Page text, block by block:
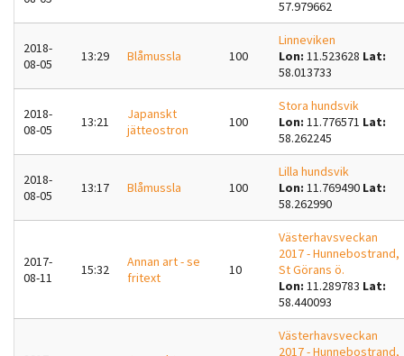
57.979662
2018-
08-05
13:29 Blåmussla 100
Linneviken
Lon: 11.523628 Lat:
58.013733
2018-
08-05
13:21
Japanskt
jätteostron
100
Stora hundsvik
Lon: 11.776571 Lat:
58.262245
2018-
08-05
13:17 Blåmussla 100
Lilla hundsvik
Lon: 11.769490 Lat:
58.262990
2017-
08-11
15:32
Annan art - se
fritext
10
Västerhavsveckan
2017 - Hunnebostrand,
St Görans ö.
Lon: 11.289783 Lat:
58.440093
Västerhavsveckan
2017 - Hunnebostrand,